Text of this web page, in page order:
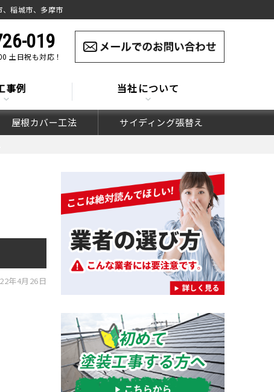
稲城市、多摩市
019
土日祝も対応！
事例 当社について
屋根カバー工法 サイディング張替え
年4月26日